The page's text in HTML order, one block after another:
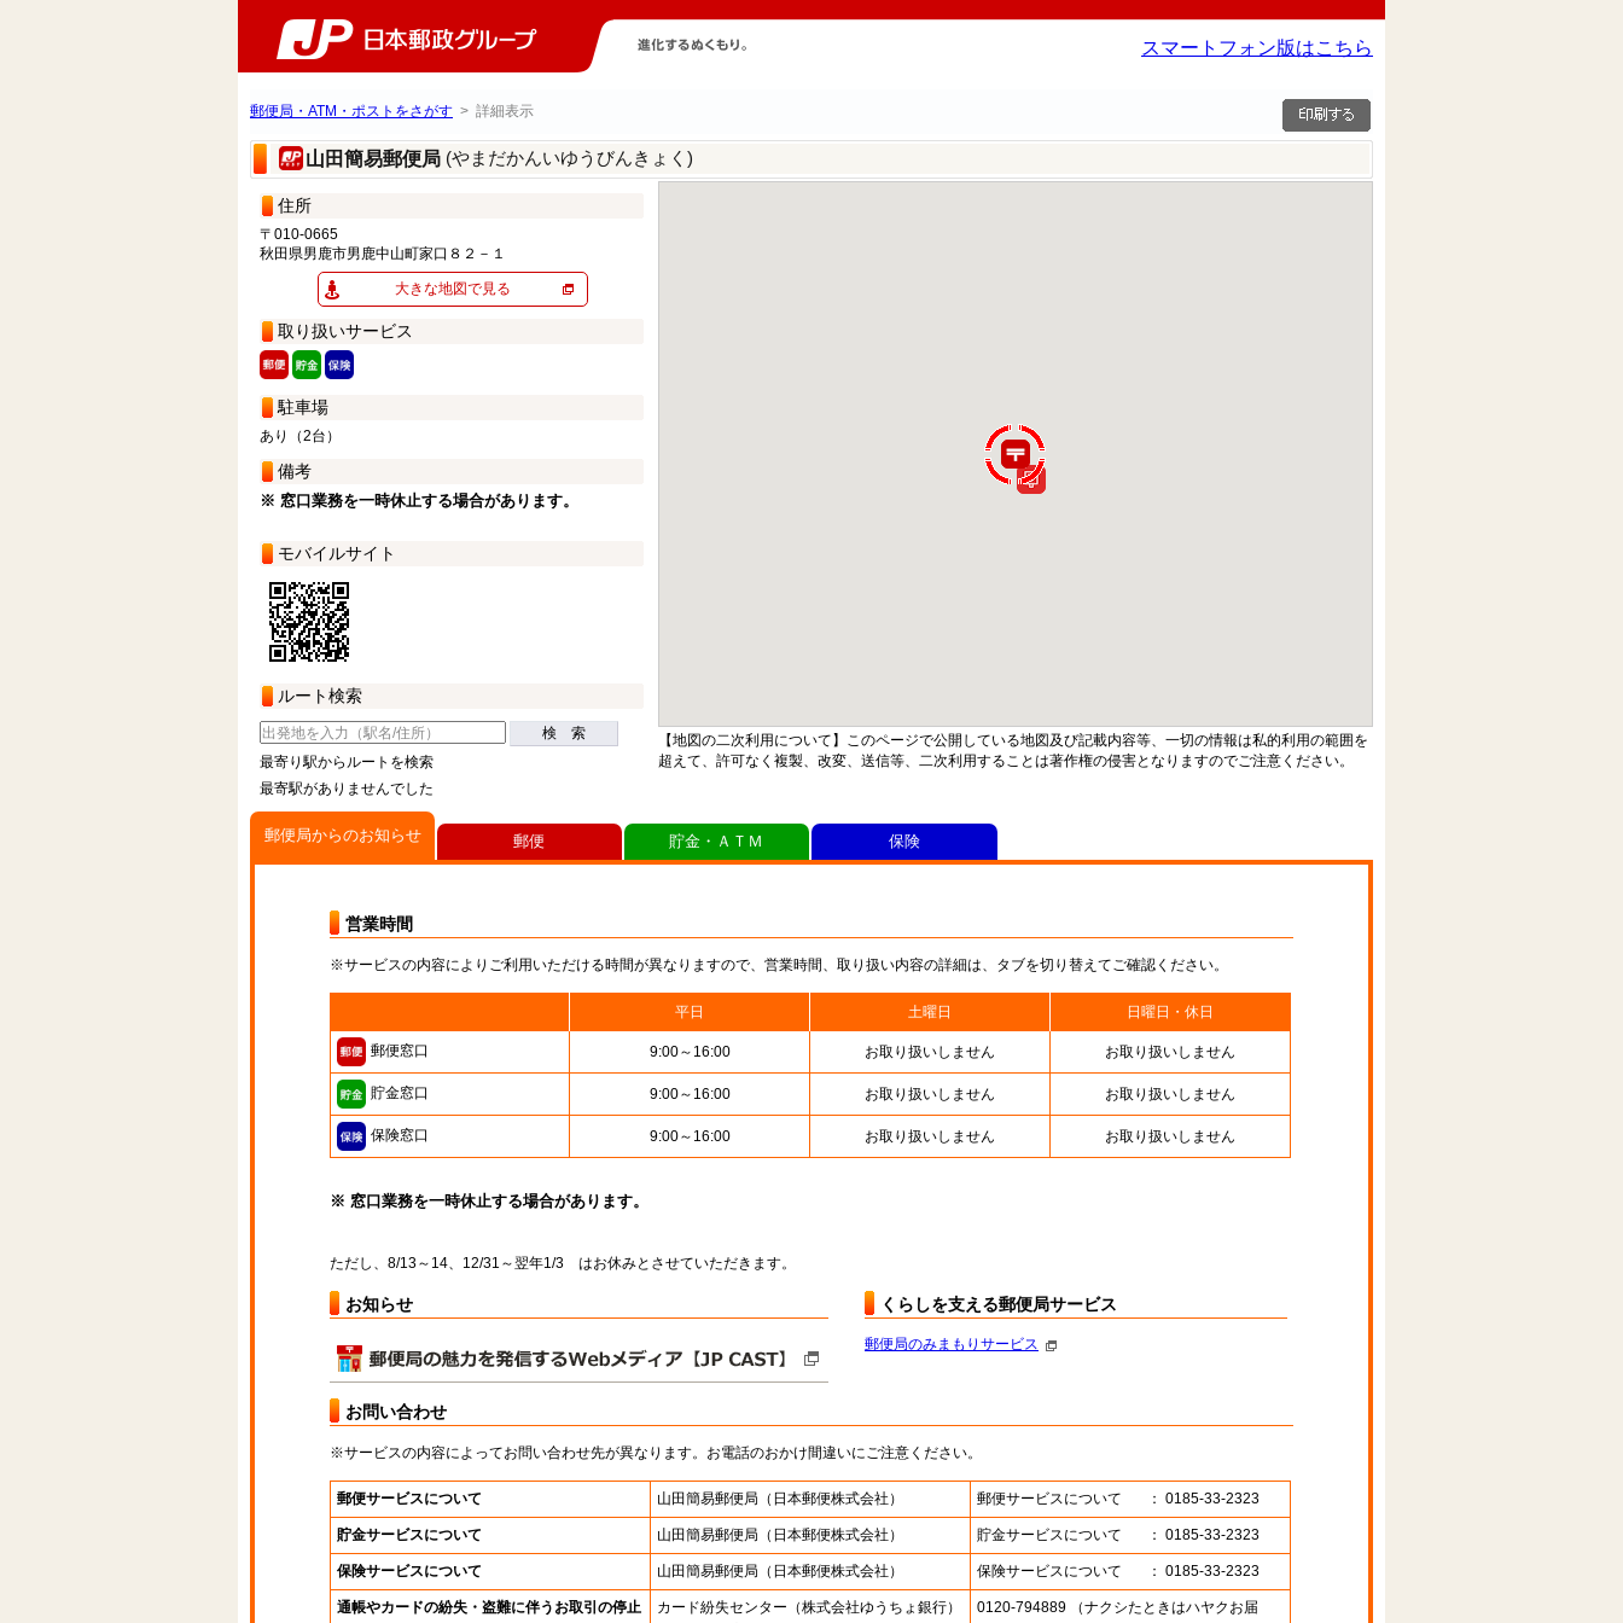
スマートフォン版はこちら
郵便局・ATM・ポストをさがす > 詳細表示
山田簡易郵便局 (やまだかんいゆうびんきょく)
住所
〒010-0665
秋田県男鹿市男鹿中山町家口８２－１
大きな地図で見る
取り扱いサービス
駐車場
あり（2台）
備考
※ 窓口業務を一時休止する場合があります。
モバイルサイト
ルート検索
検 索
最寄り駅からルートを検索
最寄駅がありませんでした
【地図の二次利用について】このページで公開している地図及び記載内容等、一切の情報は私的利用の範囲を
超えて、許可なく複製、改変、送信等、二次利用することは著作権の侵害となりますのでご注意ください。
郵便局からのお知らせ
営業時間
※サービスの内容によりご利用いただける時間が異なりますので、営業時間、取り扱い内容の詳細は、タブを切り替えてご確認ください。
平日 土曜日 日曜日・休日
郵便窓口 9:00～16:00 お取り扱いしません お取り扱いしません
貯金窓口 9:00～16:00 お取り扱いしません お取り扱いしません
保険窓口 9:00～16:00 お取り扱いしません お取り扱いしません
※ 窓口業務を一時休止する場合があります。
ただし、8/13～14、12/31～翌年1/3 はお休みとさせていただきます。
お知らせ くらしを支える郵便局サービス
郵便局のみまもりサービス
お問い合わせ
※サービスの内容によってお問い合わせ先が異なります。お電話のおかけ間違いにご注意ください。
郵便サービスについて 山田簡易郵便局 （日本郵便株式会社） 郵便サービスについて ： 0185-33-2323
貯金サービスについて 山田簡易郵便局 （日本郵便株式会社） 貯金サービスについて ： 0185-33-2323
保険サービスについて 山田簡易郵便局 （日本郵便株式会社） 保険サービスについて ： 0185-33-2323
通帳やカードの紛失・盗難に伴うお取引の停止 カード紛失センター （株式会社ゆうちょ銀行）
0120-794889 （ナクシたときはハヤクお届
郵便 貯金・ＡＴＭ 保険